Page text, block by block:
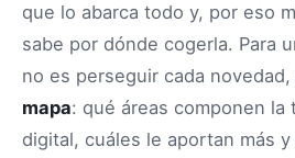
que lo abarca todo y, por eso
sabe por dónde cogerla. Para
no es perseguir cada
mapa: qué áreas componen la
digital, cuáles le aportan más